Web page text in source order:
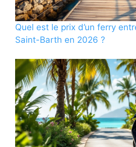
Quel est le prix d’un ferry
Saint-Barth en 2026 ?